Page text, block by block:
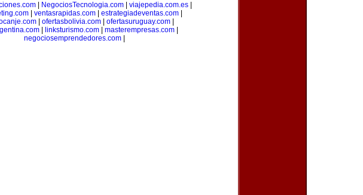
NegociosTecnologia.com viajepedia.com.es
| ventasrapidas.com| estrategiadeventas.com|
ofertasbolivia.com ofertasuruguay.com
| linksturismo.com| masterempresas.com|
negociosemprendedores.com|